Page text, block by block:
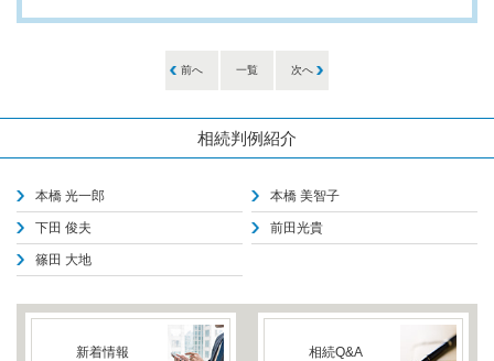
前へ 一覧 次へ
相続判例紹介
本橋 光一郎 本橋 美智子
下田 俊夫 前田光貴
篠田 大地
新着情報 相続Q&A